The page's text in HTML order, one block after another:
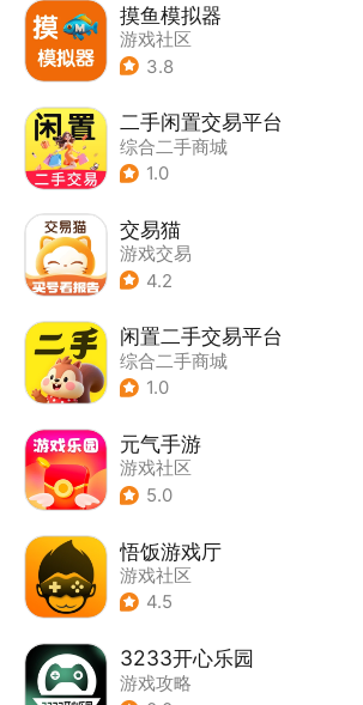
摸鱼模拟器
游戏社区
3.8
二手闲置交易平台
综合二手商城
1.0
交易猫
游戏交易
4.2
闲置二手交易平台
综合二手商城
1.0
元气手游
游戏社区
5.0
悟饭游戏厅
游戏社区
4.5
3233开心乐园
游戏攻略